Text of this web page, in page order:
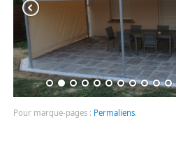
Pour marque-pages : Permaliens.